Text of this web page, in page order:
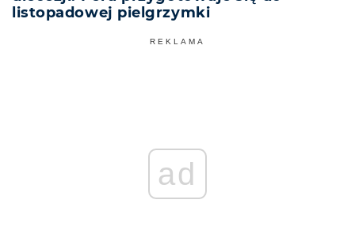
listopadowej pielgrzymki
REKLAMA
ad